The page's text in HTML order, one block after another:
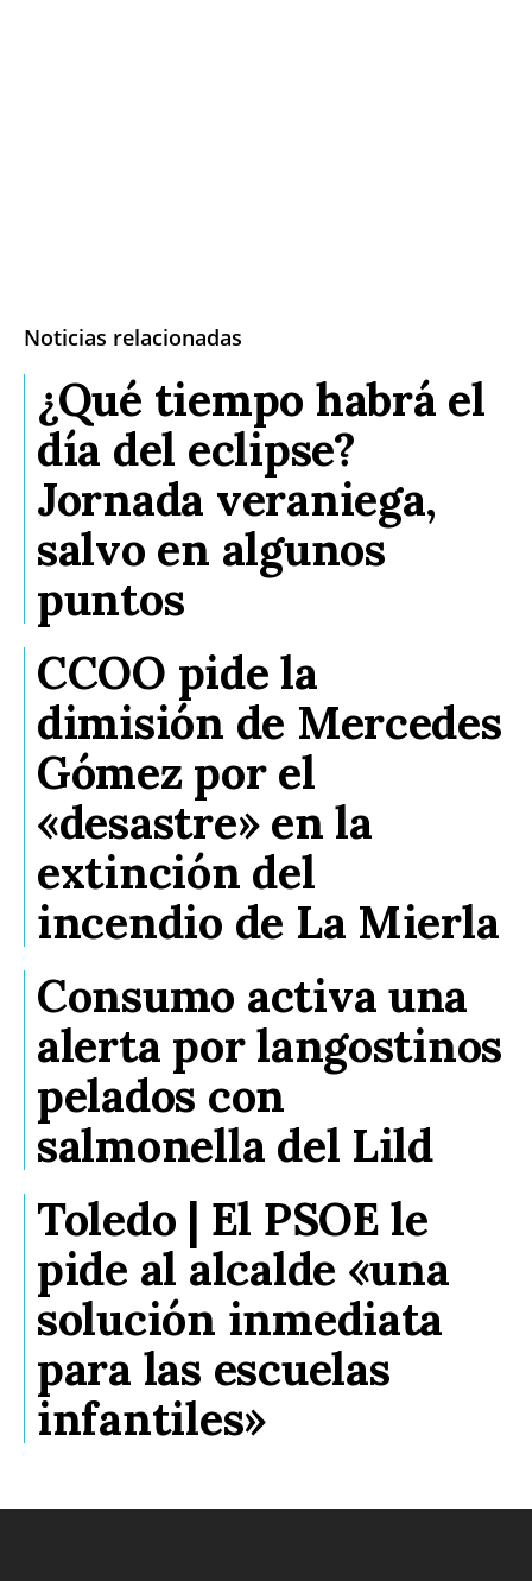
Noticias relacionadas
¿Qué tiempo habrá el
día del eclipse?
Jornada veraniega,
salvo en algunos
puntos
CCOO pide la
dimisión de Mercedes
Gómez por el
«desastre» en la
extinción del
incendio de La Mierla
Consumo activa una
alerta por langostinos
pelados con
salmonella del Lild
Toledo | El PSOE le
pide al alcalde «una
solución inmediata
para las escuelas
infantiles»